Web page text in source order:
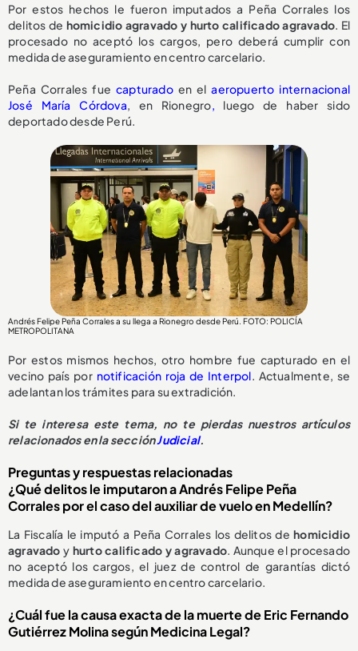
Por estos hechos le fueron imputados a Peña Corrales los
delitos de homicidio agravado y hurto calificado agravado. El
procesado no aceptó los cargos, pero deberá cumplir con
medida de aseguramiento en centro carcelario.
Peña Corrales fue capturadoen elaeropuerto internacional
José María Córdova, en Rionegro, luego de haber sido
deportado desde Perú.
Andrés Felipe Peña Corrales a su llega a Rionegro desde Perú. FOTO: POLICÍA
METROPOLITANA
Por estos mismos hechos, otro hombre fue capturado en el
vecino país por notificación roja de Interpol. Actualmente, se
adelantan los trámites para su extradición.
Si te interesa este tema, no te pierdas nuestros artículos
relacionados en la secciónJudicial.
Preguntas y respuestas relacionadas
¿Qué delitos le imputaron a Andrés Felipe Peña
Corrales por el caso del auxiliar de vuelo en Medellín?
La Fiscalía le imputó a Peña Corrales los delitos dehomicidio
agravado y hurto calificado y agravado. Aunque el procesado
no aceptó los cargos, el juez de control de garantías dictó
medida de aseguramiento en centro carcelario.
¿Cuál fue la causa exacta de la muerte de Eric Fernando
Gutiérrez Molina según Medicina Legal?